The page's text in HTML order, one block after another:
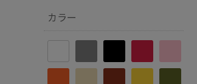
カラー